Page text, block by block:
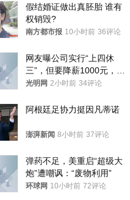
假结婚证做出真胚胎 谁有
权销毁?
南方都市报 10小时前 36评论
网友曝公司实行“上四休
三”，但要降薪1000元，不
接受只能辞职
光明网 2小时前 34评论
阿根廷足协力挺因凡蒂诺
澎湃新闻 8小时前 37评论
弹药不足，美重启“超级大
炮”遭嘲讽：“废物利用”
环球网 10小时前 72评论